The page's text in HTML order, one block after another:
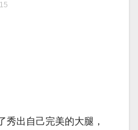
秀出自己完美的大腿，